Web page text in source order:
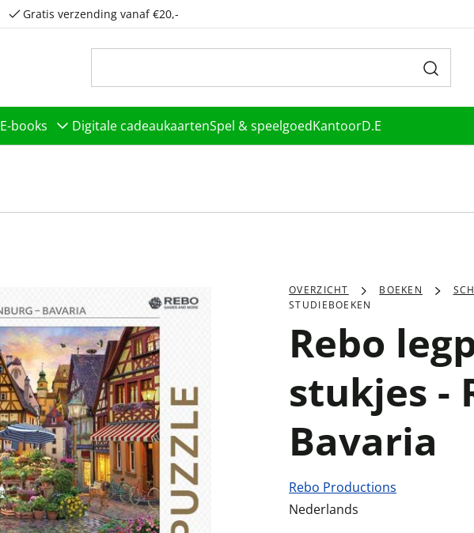
Gratis verzending vanaf €20,-
E-books Digitale cadeaukaartenSpel & speelgoedKantoorD.E
OVERZICHT BOEKEN
STUDIEBOEKEN
Rebo
stukjes -
Bavaria
Rebo Productions
Nederlands